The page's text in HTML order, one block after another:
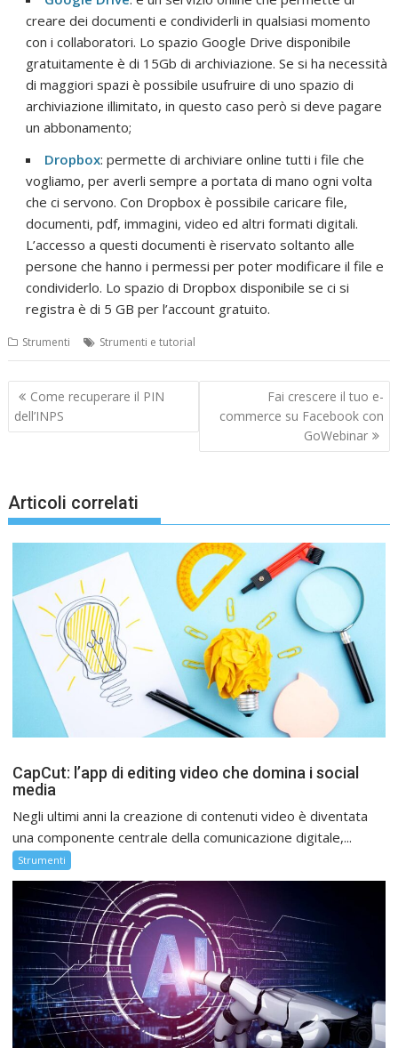
creare dei documenti e condividerli in qualsiasi momento
con i collaboratori. Lo spazio Google Drive disponibile
gratuitamente è di 15Gb di archiviazione. Se si ha necessità
di maggiori spazi è possibile usufruire di uno spazio di
archiviazione illimitato, in questo caso però si deve pagare
un abbonamento;
Dropbox: permette di archiviare online tutti i file che
vogliamo, per averli sempre a portata di mano ogni volta
che ci servono. Con Dropbox è possibile caricare file,
documenti, pdf, immagini, video ed altri formati digitali.
L’accesso a questi documenti è riservato soltanto alle
persone che hanno i permessi per poter modificare il file e
condividerlo. Lo spazio di Dropbox disponibile se ci si
registra è di 5 GB per l’account gratuito.
Strumenti Strumenti e tutorial
Navigazione
articoli
Come recuperare il PIN
dell’INPS
Fai crescere il tuo e-
commerce su Facebook con
GoWebinar
Articoli correlati
CapCut: l’app di editing video che domina i social
media
Negli ultimi anni la creazione di contenuti video è diventata
una componente centrale della comunicazione digitale,...
Strumenti